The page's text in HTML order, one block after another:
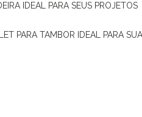
IDEAL PARA SEUS PROJETOS
PARA TAMBOR IDEAL PARA